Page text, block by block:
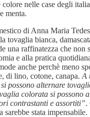
nelle case degli
menta.
di Anna Maria
tovaglia bianca,
una raffinatezza che non
e alla pratica
anche perchè meno
di lino, cotone, canapa. A
possono alternare
colorata si possono
contrastanti e assortiti”.
sarebbe stata impensabile.